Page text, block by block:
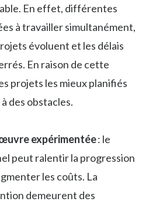
En effet, différentes
à travailler simultanément,
évoluent et les délais
En raison de cette
projets les mieux planifiés
des obstacles.
expérimentée: le
peut ralentir la progression
les coûts. La
demeurent des